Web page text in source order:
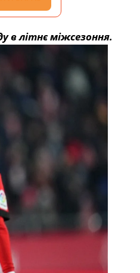
в літнє міжсезоння.